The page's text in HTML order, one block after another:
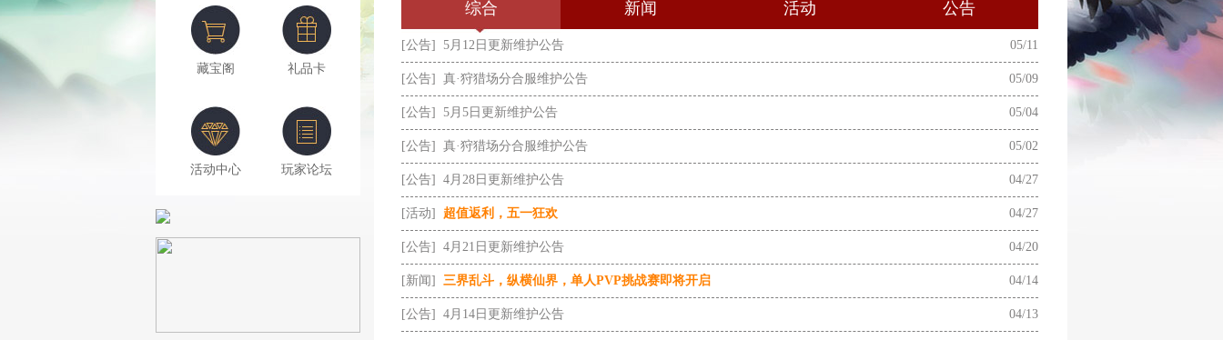
藏宝阁 礼品卡
活动中心 玩家论坛
综合 新闻 活动 公告
05/11
[公告] 5月12日更新维护公告
05/09
[公告] 真·狩猎场分合服维护公告
05/04
[公告] 5月5日更新维护公告
05/02
[公告] 真·狩猎场分合服维护公告
04/27
[公告] 4月28日更新维护公告
04/27
[活动] 超值返利，五一狂欢
04/20
[公告] 4月21日更新维护公告
04/14
[新闻] 三界乱斗，纵横仙界，单人PVP挑战赛即将开启
04/13
[公告] 4月14日更新维护公告